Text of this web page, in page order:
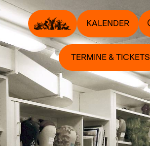
KALENDER
TERMINE & TICKETS